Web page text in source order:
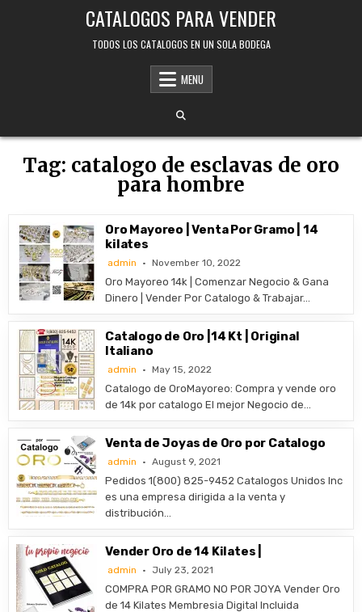
CATALOGOS PARA VENDER
TODOS LOS CATALOGOS EN UN SOLA BODEGA
MENU
Tag: catalogo de esclavas de oro
para hombre
Oro Mayoreo | Venta Por Gramo | 14
kilates
admin November 10, 2022
Oro Mayoreo 14k | Comenzar Negocio & Gana
Dinero | Vender Por Catalogo & Trabajar…
Catalogo de Oro |14 Kt | Original
Italiano
admin May 15, 2022
​Catalogo de OroMayoreo: Compra y vende oro
de 14k por catalogo El mejor Negocio de…
Venta de Joyas de Oro por Catalogo
admin August 9, 2021
Pedidos 1(800) 825-9452 Catalogos Unidos Inc
es una empresa dirigida a la venta y
distribución…
Vender Oro de 14 Kilates |
admin July 23, 2021
COMPRA POR GRAMO NO POR JOYA Vender Oro
de 14 Kilates Membresia Digital Incluida